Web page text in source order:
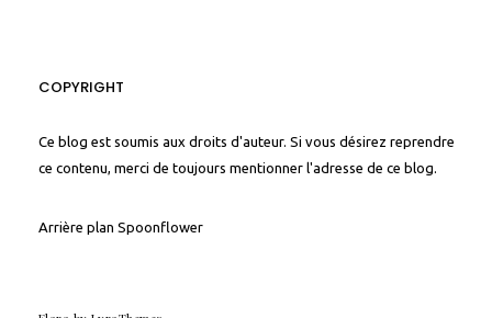
COPYRIGHT
Ce blog est soumis aux droits d'auteur. Si vous désirez reprendre
ce contenu, merci de toujours mentionner l'adresse de ce blog.
Arrière plan Spoonflower